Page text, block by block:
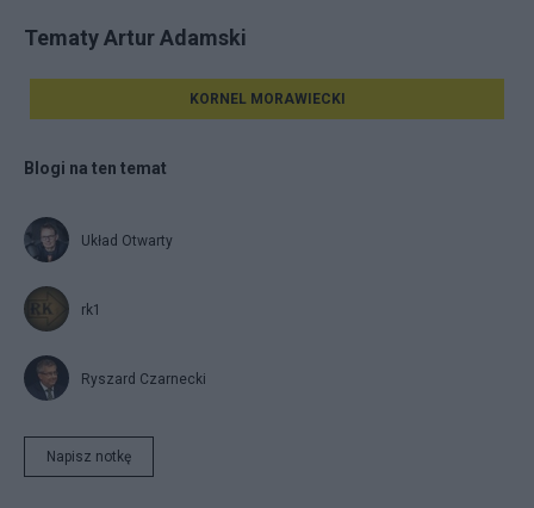
Tematy Artur Adamski
KORNEL MORAWIECKI
Blogi na ten temat
Układ Otwarty
rk1
Ryszard Czarnecki
Napisz notkę